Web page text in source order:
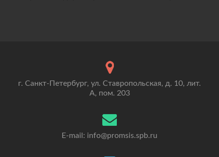
г. Санкт-Петербург, ул. Ставропольская, д. 10, лит.
А, пом. 203
E-mail: info@promsis.spb.ru